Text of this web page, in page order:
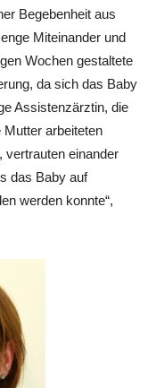
Begebenheit aus
Miteinander und
Wochen gestaltete
da sich das Baby
Assistenzärztin, die
arbeiteten
vertrauten einander
das Baby auf
werden konnte“,